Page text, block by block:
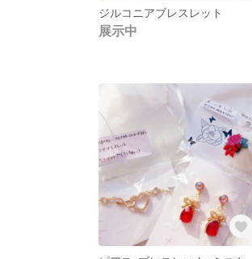
ジルコニアブレスレット
展示中